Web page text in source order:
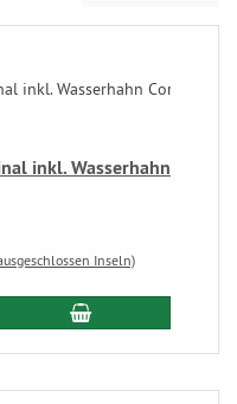
inkl. Wasserhahn
Inseln)